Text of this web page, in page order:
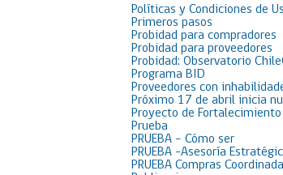
Políticas y Condiciones de
Primeros pasos
Probidad para compradores
Probidad para proveedores
Probidad: Observatorio
Programa BID
Proveedores con
Próximo 17 de abril inicia
Proyecto de
Prueba
PRUEBA – Cómo ser
PRUEBA -Asesoría
PRUEBA Compras